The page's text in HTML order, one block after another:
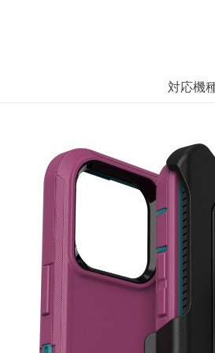
には、日本では珍しい「海外ブ
対応機